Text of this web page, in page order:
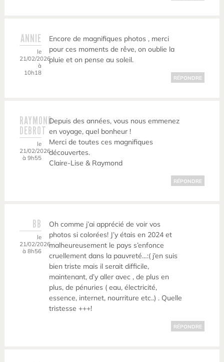
ANNIE
le
21/02/2026
à
10h18
Encore de magnifiques photos , merci
pour ces moments de rêve, on oublie la
pluie et on pense au soleil.
RÉPONDRE
RAYMOND
DEBROT
le
21/02/2026
à 9h55
Depuis des années, vous nous emmenez
en voyage, quel bonheur !
Merci de toutes ces magnifiques
découvertes.
Claire-Lise & Raymond
RÉPONDRE
BB
le
21/02/2026
à 8h56
Oh comme j’ai apprécié de voir vos
photos si colorées! J’y étais en 2024 et
malheureusement le pays s’enfonce
cruellement dans la pauvreté…:( j’en suis
bien triste mais il serait difficile,
maintenant, d’y aller avec , de plus en
plus, de pénuries ( eau, électricité,
essence, internet, nourriture etc..) . Quelle
tristesse +++!
RÉPONDRE